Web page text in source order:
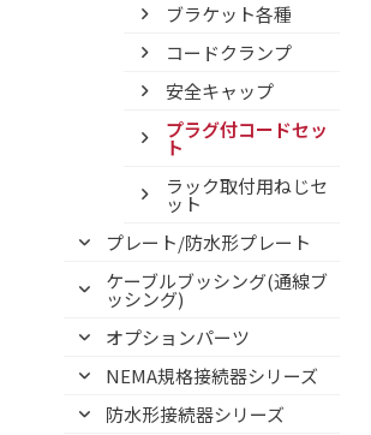
ブラケット各種
コードクランプ
安全キャップ
プラグ付コードセッ
ト
ラック取付用ねじセ
ット
プレート/防水形プレート
ケーブルブッシング(通線ブ
ッシング)
オプションパーツ
NEMA規格接続器シリーズ
防水形接続器シリーズ